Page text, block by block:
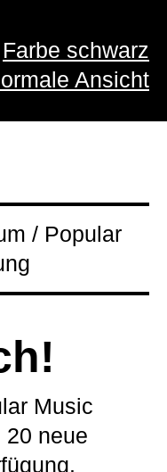
Farbe schwarz
Ansicht
/ Popular
Music
20 neue